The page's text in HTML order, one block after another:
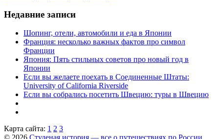
Недавние записи
Шопинг, отели, автомобили и еда в Японии
Франция: несколько важных фактов про символ
Франции
Япония: Пять стильных советов про новый год в
Японии
Если вы желаете поехать в Соединенные Штаты:
University of California Riverside
Если вы собрались посетить Швецию: туры в Швецию
Карта сайта: 1 2 3